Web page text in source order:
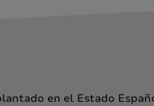
en el Estado